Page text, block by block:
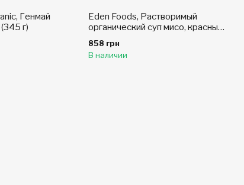
Генмай
г)
Eden Foods, Растворимый
органический суп мисо, красный
мисо, кузу, вакамэ и зеленый
лук, 4 пакета, по 0,28 унции (8 г)
каждый
858 грн
В наличии